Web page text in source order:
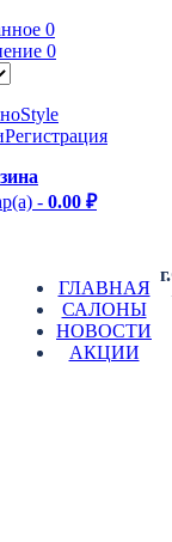
0
0
Регистрация
- 0.00 ₽
ГЛАВНАЯ
САЛОНЫ
НОВОСТИ
АКЦИИ